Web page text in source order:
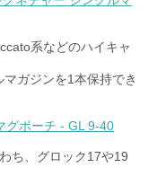
系などのハイキャ
ガジンを1本保持でき
グポーチ - GL 9-40
ち、グロック17や19